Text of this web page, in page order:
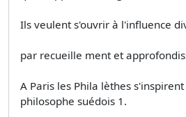
Ils veulent s'ouvrir à l'influence
par recueille­ ment et
A Paris les Phila­ lèthes
philosophe suédois 1.